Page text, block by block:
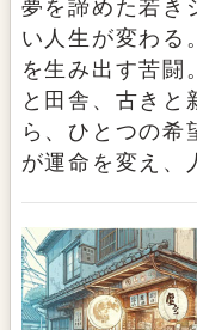
夢を諦めた若き
い人生が変わる
を生み出す苦闘
と田舎、古きと
ら、ひとつの希
が運命を変え、